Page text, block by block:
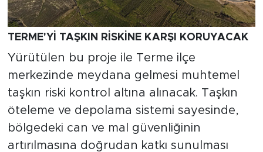
TERME'Yİ TAŞKIN RİSKİNE KARŞI KORUYACAK
Yürütülen bu proje ile Terme ilçe
merkezinde meydana gelmesi muhtemel
taşkın riski kontrol altına alınacak. Taşkın
öteleme ve depolama sistemi sayesinde,
bölgedeki can ve mal güvenliğinin
artırılmasına doğrudan katkı sunulması